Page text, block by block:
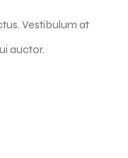
Vestibulum at
auctor.